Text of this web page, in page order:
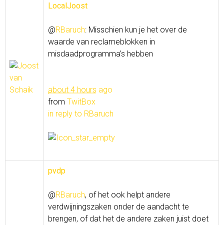
LocalJoost
@RBaruch: Misschien kun je het over de
waarde van reclameblokken in
misdaadprogramma’s hebben
about 4 hours ago
from TwitBox
in reply to RBaruch
pvdp
@RBaruch, of het ook helpt andere
verdwijningszaken onder de aandacht te
brengen, of dat het de andere zaken juist doet